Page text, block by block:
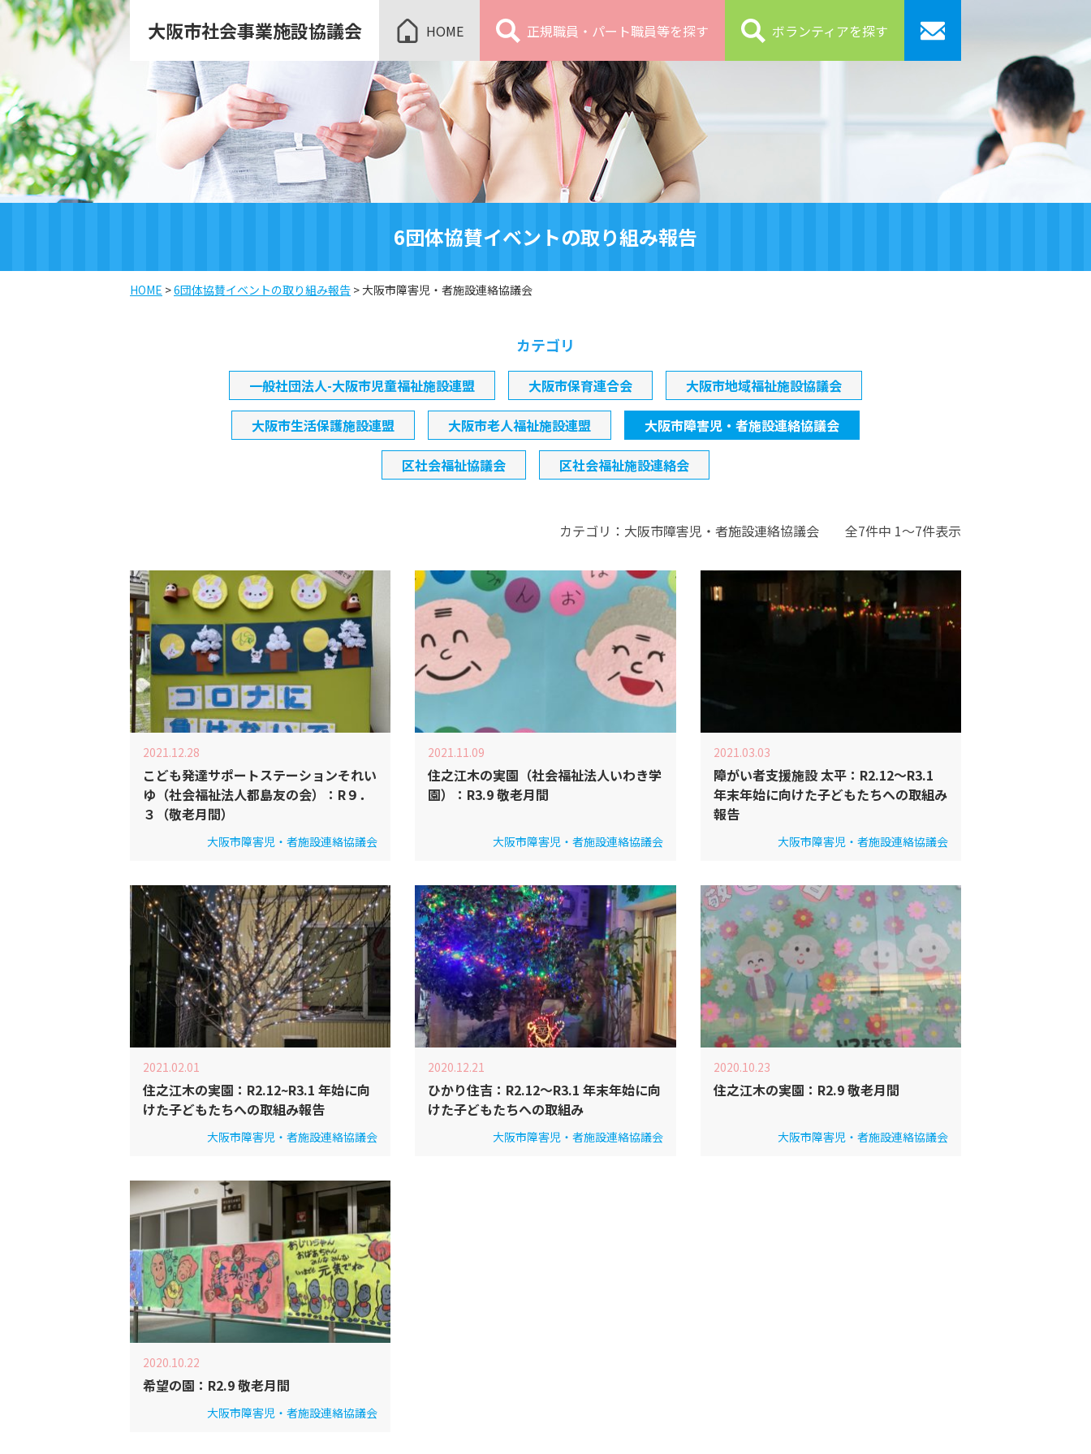
大阪市社会事業施設協議会 HOME 正規職員・パート職員等を探す ボランティアを探す
6団体協賛イベントの取り組み報告
HOME >6団体協賛イベントの取り組み報告 >大阪市障害児・者施設連絡協議会
カテゴリ
一般社団法人-大阪市児童福祉施設連盟 大阪市保育連合会 大阪市地域福祉施設協議会
大阪市生活保護施設連盟 大阪市老人福祉施設連盟 大阪市障害児・者施設連絡協議会
区社会福祉協議会 区社会福祉施設連絡会
カテゴリ：大阪市障害児・者施設連絡協議会 全7件中 1〜7件表示
2021.12.28
こども発達サポートステーションそれい
ゆ（社会福祉法人都島友の会）：R９．
３（敬老月間）
大阪市障害児・者施設連絡協議会
2021.11.09
住之江木の実園（社会福祉法人いわき学
園）：R3.9 敬老月間
大阪市障害児・者施設連絡協議会
2021.03.03
障がい者支援施設 太平：R2.12～R3.1
年末年始に向けた子どもたちへの取組み
報告
大阪市障害児・者施設連絡協議会
2021.02.01
住之江木の実園：R2.12~R3.1 年始に向
けた子どもたちへの取組み報告
大阪市障害児・者施設連絡協議会
2020.12.21
ひかり住吉：R2.12～R3.1 年末年始に向
けた子どもたちへの取組み
大阪市障害児・者施設連絡協議会
2020.10.23
住之江木の実園：R2.9 敬老月間
大阪市障害児・者施設連絡協議会
2020.10.22
希望の園：R2.9 敬老月間
大阪市障害児・者施設連絡協議会